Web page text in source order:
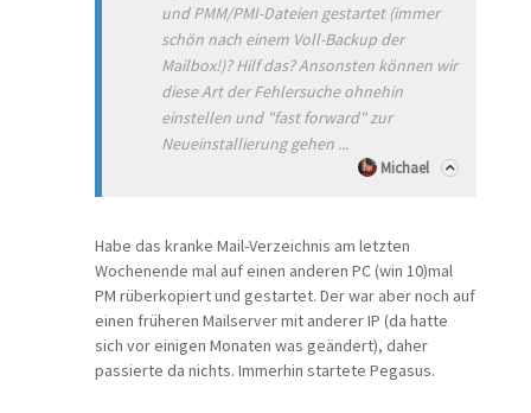
und PMM/PMI-Dateien gestartet (immer
schön nach einem Voll-Backup der
Mailbox!)? Hilf das? Ansonsten können wir
diese Art der Fehlersuche ohnehin
einstellen und "fast forward" zur
Neueinstallierung gehen ...
Michael
Habe das kranke Mail-Verzeichnis am letzten
Wochenende mal auf einen anderen PC (win 10)mal
PM rüberkopiert und gestartet. Der war aber noch auf
einen früheren Mailserver mit anderer IP (da hatte
sich vor einigen Monaten was geändert), daher
passierte da nichts. Immerhin startete Pegasus.